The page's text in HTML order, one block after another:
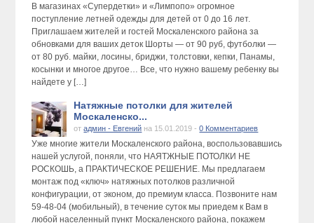
В магазинах «Супердетки» и «Лимпопо» огромное
поступление летней одежды для детей от 0 до 16 лет.
Приглашаем жителей и гостей Москаленского района за
обновками для ваших деток Шорты — от 90 руб, футболки —
от 80 руб. майки, лосины, бриджи, толстовки, кепки, Панамы,
косынки и многое другое… Все, что нужно вашему ребенку вы
найдете у […]
Натяжные потолки для жителей
Москаленско...
отадмин - Евгений на 15.01.2019 -0 Комментариев
Уже многие жители Москаленского района, воспользовавшись
нашей услугой, поняли, что НАЯТЖНЫЕ ПОТОЛКИ НЕ
РОСКОШЬ, а ПРАКТИЧЕСКОЕ РЕШЕНИЕ. Мы предлагаем
монтаж под «ключ» натяжных потолков различной
конфигурации, от эконом, до премиум класса. Позвоните нам
59-48-04 (мобильный), в течение суток мы приедем к Вам в
любой населенный пункт Москаленского района, покажем